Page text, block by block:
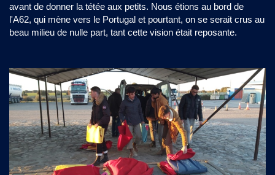
avant de donner la tétée aux petits. Nous étions au bord de
l'A62, qui mène vers le Portugal et pourtant, on se serait crus au
beau milieu de nulle part, tant cette vision était reposante.